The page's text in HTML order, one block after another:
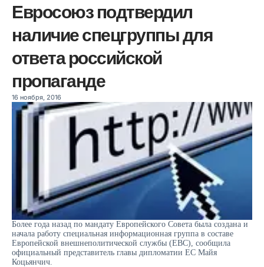
Евросоюз подтвердил
наличие спецгруппы для
ответа российской
пропаганде
16 ноября, 2016
Более года назад по мандату Европейского Совета была создана и
начала работу специальная информационная группа в составе
Европейской внешнеполитической службы (ЕВС), сообщила
официальный представитель главы дипломатии ЕС Майя
Коцьянчич.